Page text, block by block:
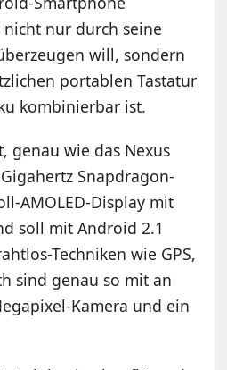
nur durch seine
will, sondern
portablen Tastatur
kombinierbar ist.
genau wie das Nexus
Snapdragon-
AMOLED-Display mit
soll mit Android 2.1
Techniken wie GPS,
sind genau so mit an
Kamera und ein